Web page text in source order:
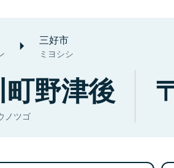
三好市
ミヨシシ
野津後
ノツゴ